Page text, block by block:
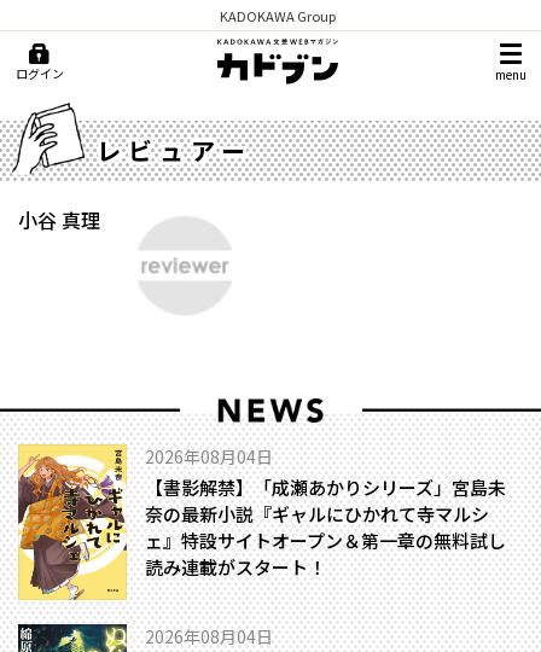
KADOKAWA Group
ログイン menu
レビュアー
小谷 真理
2026年08月04日
【書影解禁】「成瀬あかりシリーズ」宮島未
奈の最新小説『ギャルにひかれて寺マルシ
ェ』特設サイトオープン＆第一章の無料試し
読み連載がスタート！
2026年08月04日